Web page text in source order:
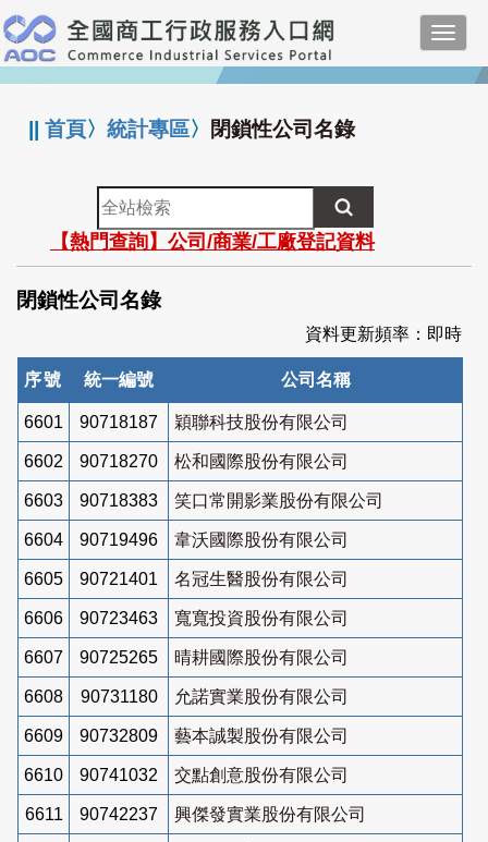
跳
到
主
要
:::
||首頁〉統計專區〉 閉鎖性公司名錄
全
站
檢
索
【熱門查詢】公司/商業/工廠登記資料
閉鎖性公司名錄
資料更新頻率：即時
序號 統一編號 公司名稱
6601 90718187 穎聯科技股份有限公司
6602 90718270 松和國際股份有限公司
6603 90718383 笑口常開影業股份有限公司
6604 90719496 韋沃國際股份有限公司
6605 90721401 名冠生醫股份有限公司
6606 90723463 寬寬投資股份有限公司
6607 90725265 晴耕國際股份有限公司
6608 90731180 允諾實業股份有限公司
6609 90732809 藝本誠製股份有限公司
6610 90741032 交點創意股份有限公司
6611 90742237 興傑發實業股份有限公司